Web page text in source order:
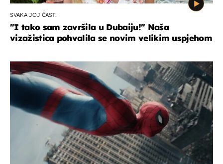
SVAKA JOJ ČAST!
"I tako sam završila u Dubaiju!" Naša
vizažistica pohvalila se novim velikim uspjehom